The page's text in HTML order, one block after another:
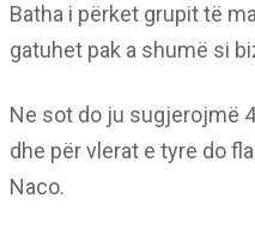
Batha i përket grupit të
gatuhet pak a shumë si
Ne sot do ju sugjerojmë
dhe për vlerat e tyre do
Naco.